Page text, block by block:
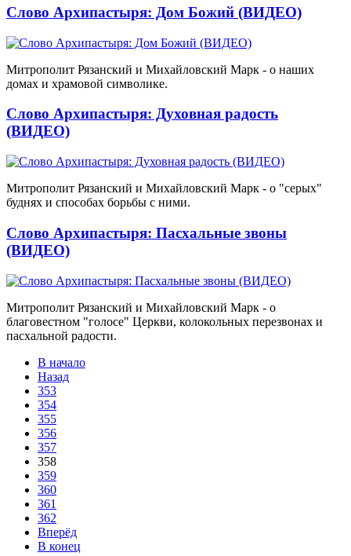
Слово Архипастыря: Дом Божий (ВИДЕО)
Митрополит Рязанский и Михайловский Марк - о наших
домах и храмовой символике.
Слово Архипастыря: Духовная радость
(ВИДЕО)
Митрополит Рязанский и Михайловский Марк - о "серых"
буднях и способах борьбы с ними.
Слово Архипастыря: Пасхальные звоны
(ВИДЕО)
Митрополит Рязанский и Михайловский Марк - о
благовестном "голосе" Церкви, колокольных перезвонах и
пасхальной радости.
В начало
Назад
353
354
355
356
357
358
359
360
361
362
Вперёд
В конец